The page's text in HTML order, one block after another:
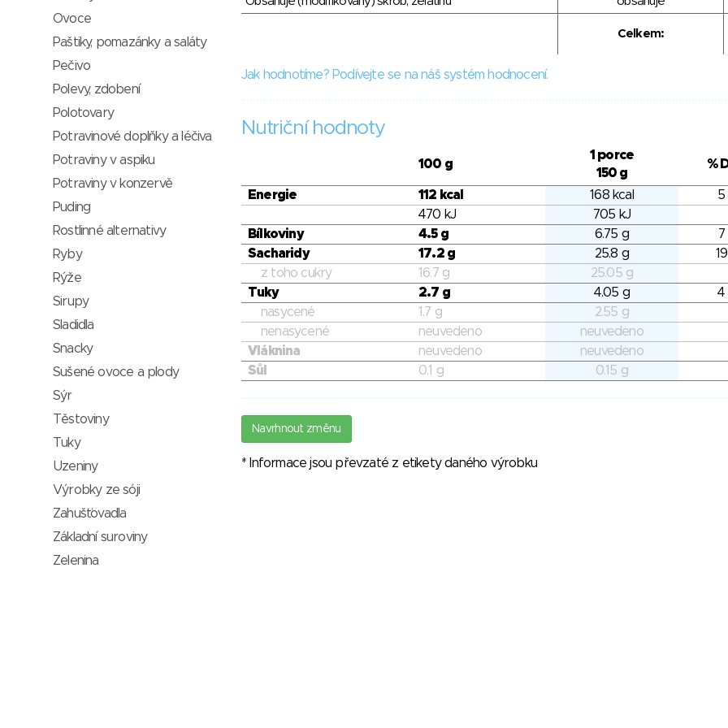
Celkem:
Jak hodnotíme? Podívejte se na náš systém hodnocení.
Nutriční hodnoty
100 g
1 porce
150 g
%
Energie 112 kcal 168 kcal
5
470 kJ
705 kJ
Bílkoviny
4.5 g 6.75 g
7
Sacharidy
17.2 g 25.8 g
z toho cukry
16.7 g
25.05 g
Tuky
2.7 g 4.05 g
4
nasycené
1.7 g
2.55 g
nenasycené
neuvedeno
neuvedeno
Vláknina
neuvedeno
neuvedeno
Sůl
0.1 g 0.15 g
Navrhnout změnu
* Informace jsou převzaté z etikety daného výrobku
Ovoce
Paštiky, pomazánky a saláty
Pečivo
Polevy, zdobení
Polotovary
Potravinové doplňky a léčiva
Potraviny v aspiku
Potraviny v konzervě
Puding
Rostlinné alternativy
Ryby
Rýže
Sirupy
Sladidla
Snacky
Sušené ovoce a plody
Sýr
Těstoviny
Tuky
Uzeniny
Výrobky ze sóji
Zahušťovadla
Základní suroviny
Zelenina